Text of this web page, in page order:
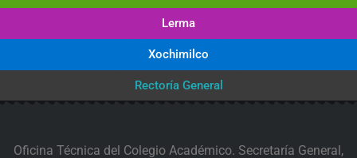
Lerma
Xochimilco
Rectoría General
Oficina Técnica del Colegio Académico. Secretaría General,